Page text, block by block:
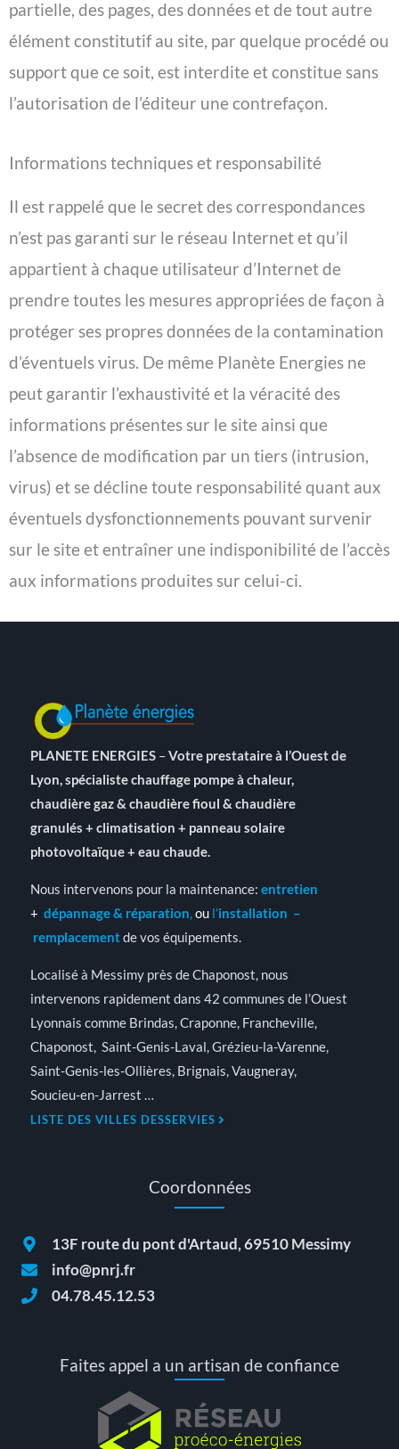
partielle, des pages, des données et de tout autre
élément constitutif au site, par quelque procédé ou
support que ce soit, est interdite et constitue sans
l’autorisation de l’éditeur une contrefaçon.
Informations techniques et responsabilité
Il est rappelé que le secret des correspondances
n’est pas garanti sur le réseau Internet et qu’il
appartient à chaque utilisateur d’Internet de
prendre toutes les mesures appropriées de façon à
protéger ses propres données de la contamination
d’éventuels virus. De même Planète Energies ne
peut garantir l’exhaustivité et la véracité des
informations présentes sur le site ainsi que
l’absence de modification par un tiers (intrusion,
virus) et se décline toute responsabilité quant aux
éventuels dysfonctionnements pouvant survenir
sur le site et entraîner une indisponibilité de l’accès
aux informations produites sur celui-ci.
PLANETE ENERGIES –Votre prestataire à l’Ouest de
Lyon, spécialiste chauffage pompe à chaleur,
chaudière gaz & chaudière fioul & chaudière
granulés + climatisation + panneau solaire
photovoltaïque + eau chaude.
Nous intervenons pour la maintenance: entretien
+ dépannage & réparation,ou l’installation –
remplacementde vos équipements.
Localisé à Messimy près de Chaponost, nous
intervenons rapidement dans 42 communes de l’Ouest
Lyonnais comme Brindas, Craponne, Francheville,
Chaponost, Saint-Genis-Laval, Grézieu-la-Varenne,
Saint-Genis-les-Ollières, Brignais, Vaugneray,
Soucieu-en-Jarrest …
LISTE DES VILLES DESSERVIES
Coordonnées
13F route du pont d'Artaud, 69510 Messimy
info@pnrj.fr
04.78.45.12.53
Faites appel a un artisan de confiance